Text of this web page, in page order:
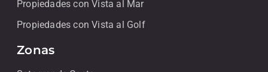
Propiedades con Vista al Mar
Propiedades con Vista al Golf
Zonas